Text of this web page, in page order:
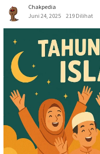
Chakpedia
Juni 24, 2025
219 Dilihat